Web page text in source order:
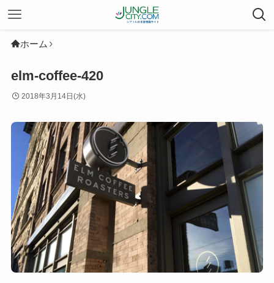
ホーム
elm-coffee-420
2018年3月14日(水)